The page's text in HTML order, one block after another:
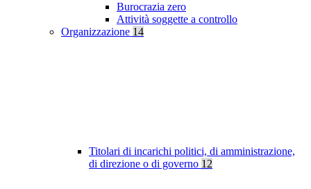
Burocrazia zero
Attività soggette a controllo
Organizzazione 14
Titolari di incarichi politici, di amministrazione,
di direzione o di governo 12